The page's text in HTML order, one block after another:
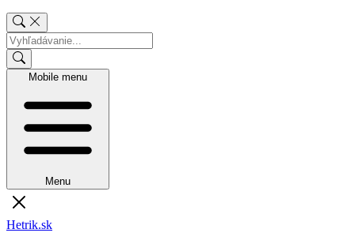
Mobile menu
Menu
Hetrik.sk